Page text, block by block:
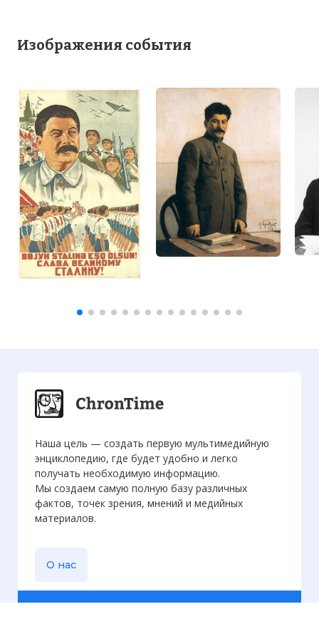
Изображения события
Наша цель — создать первую мультимедийную
энциклопедию, где будет удобно и легко
получать необходимую информацию.
Мы создаем самую полную базу различных
фактов, точек зрения, мнений и медийных
материалов.
О нас